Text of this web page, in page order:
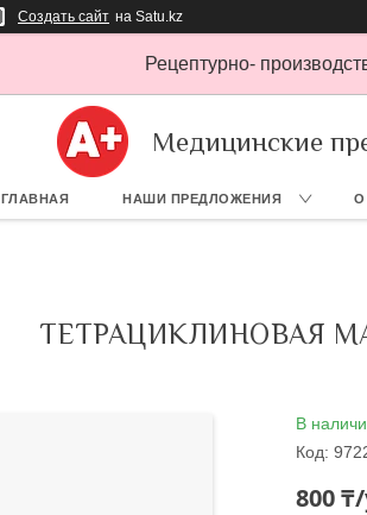
Создать сайт на Satu.kz
Рецептурно-
Медицинские
ГЛАВНАЯ НАШИ ПРЕДЛОЖЕНИЯ О
ТЕТРАЦИКЛИНОВАЯ
В
Код:
800